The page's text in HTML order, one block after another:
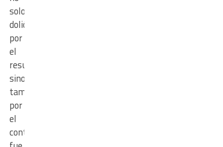
solo
dolió
por
el
resultado,
sino
también
por
el
contexto: